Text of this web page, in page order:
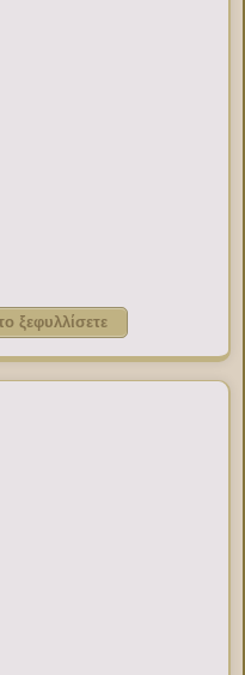
ξεφυλλίσετε